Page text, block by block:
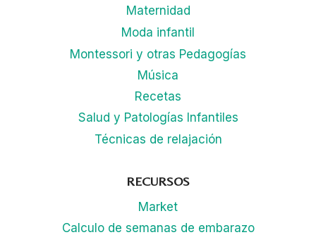
Maternidad
Moda infantil
Montessori y otras Pedagogías
Música
Recetas
Salud y Patologías Infantiles
Técnicas de relajación
RECURSOS
Market
Calculo de semanas de embarazo